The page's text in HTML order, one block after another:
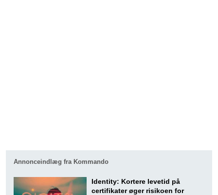
Annonceindlæg fra Kommando
Identity: Kortere levetid på
certifikater øger risikoen for